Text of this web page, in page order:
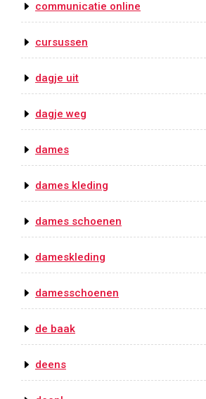
communicatie online
cursussen
dagje uit
dagje weg
dames
dames kleding
dames schoenen
dameskleding
damesschoenen
de baak
deens